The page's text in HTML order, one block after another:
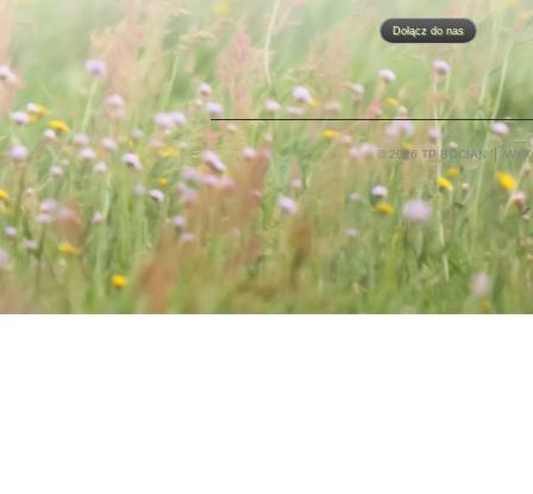
Dołącz do nas
© 2026 TP BOCIAN